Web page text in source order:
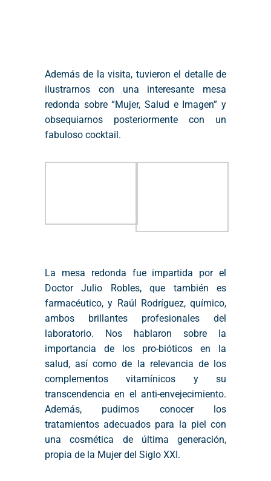
Además de la visita, tuvieron el detalle de
ilustrarnos con una interesante mesa
redonda sobre “Mujer, Salud e Imagen” y
obsequiarnos posteriormente con un
fabuloso cocktail.
La mesa redonda fue impartida por el
Doctor Julio Robles, que también es
farmacéutico, y Raúl Rodríguez, químico,
ambos brillantes profesionales del
laboratorio. Nos hablaron sobre la
importancia de los pro-bióticos en la
salud, así como de la relevancia de los
complementos vitamínicos y su
transcendencia en el anti-envejecimiento.
Además, pudimos conocer los
tratamientos adecuados para la piel con
una cosmética de última generación,
propia de la Mujer del Siglo XXI.